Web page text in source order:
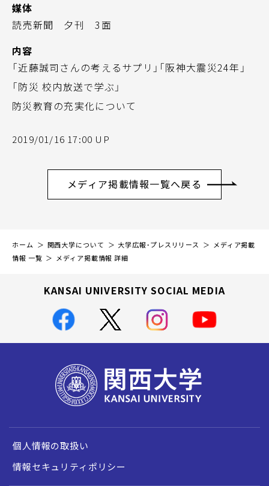
媒体
読売新聞 夕刊 3面
内容
「近藤誠司さんの考えるサプリ」「阪神大震災24年」
「防災 校内放送で学ぶ」
防災教育の充実化について
2019/01/16 17:00 UP
メディア掲載情報一覧へ戻る
ホーム 関西大学について 大学広報・プレスリリース
メディア掲載
情報 一覧
メディア掲載情報 詳細
KANSAI UNIVERSITY SOCIAL MEDIA
個人情報の取扱い
情報セキュリティポリシー